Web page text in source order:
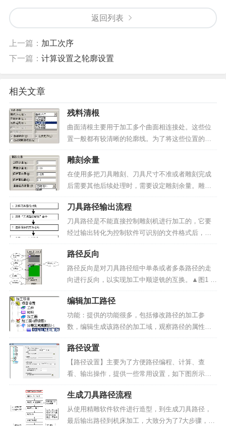
返回列表
上一篇： 加工次序
下一篇： 计算设置之轮廓设置
相关文章
残料清根
曲面清根主要用于加工多个曲面相连接处。这些位
置一般都有较清晰的轮廓线。为了将这些位置的形
状加工出来，需要使用曲面清根功能。残料清根的
雕刻参数如图1所示。▲图1 残料清根清根方式：清
根方式共有五种，分别为垂直扫描、曲线偏移、轮
廓偏移笔式清根和...
雕刻余量
在使用多把刀具雕刻、刀具尺寸不准或者雕刻完成
后需要其他后续处理时，需要设定雕刻余量。雕刻
余量的参数包括侧边余量、表面余量和曲面边界补
偿三个参数，如图1所示。▲图1 雕刻余量参数侧面
余量：侧面余量是模型侧面的预留量，表示一把刀
具雕刻完成后理论...
刀具路径输出流程
刀具路径是不能直接控制雕刻机进行加工的，它要
经过输出转化为控制软件可识别的文件格式后，才
能由控制计算机转化为控制信号，通过电器控制部
分，驱动机床进行加工。精雕软件生成的刀具路径
必须输出成ENG格式的文件后才可以被雕刻控制软
件识别，从而驱动雕...
路径反向
路径反向是对刀具路径组中单条或者多条路径的走
向进行反向，以实现加工中顺逆铣的互换。▲图1 路
径分离、反向和删除的导航窗口操作步骤：1）选择
菜单命令选择界面的“路径编辑”>>“路径反向”命令，
操作界面的右边会弹出如图1所示的导航窗...
编辑加工路径
功能：提供的功能很多，包括修改路径的加工参
数，编辑生成该路径的加工域，观察路径的属性，
重新排列路径的顺序，删除路径组中比较短的路
径，显示、隐藏或者选择观察该路径，重算、清
空、删除、拷贝和分析该路径，对该路径的坐标变
化、打印功能和重命名。操作...
路径设置
【路径设置】主要为了方便路径编程、计算、查
看、输出操作，提供一些常用设置，如下图所示：
▲图 1 路径设置参数说明：启用多线程计算模式：
勾选该项，计算路径时可以提高多核CPU的使用
率，缩短路径计算时间。输出Z轴回参考点指令（G
91G28Z0）...
生成刀具路径流程
从使用精雕软件软件进行造型，到生成刀具路径，
最后输出路径到机床加工，大致分为了7大步骤，如